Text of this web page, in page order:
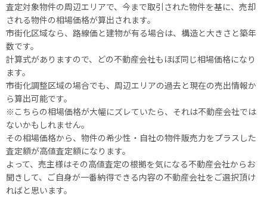
査定対象物件の周辺エリアで、今まで取引された物件を基に、売却
される物件の相場価格が算出されます。
市街化区域なら、路線価と建物が有る場合は、構造と大きさと築年
数です。
計算式がありますので、どの不動産会社もほぼ同じ相場価格になり
ます。
市街化調整区域の場合でも、周辺エリアの過去と現在の売出情報か
ら算出可能です。
※こちらの相場価格が大幅にズレていたら、それは不動産会社では
ないかもしれません。
その相場価格から、物件の希少性・自社の物件販売力をプラスした
査定額が高値査定額になります。
よって、売主様はその高値査定の根拠を気になる不動産会社からお
聞きして、ご自身が一番納得できる内容の不動産会社をご選択頂け
ればと思います。